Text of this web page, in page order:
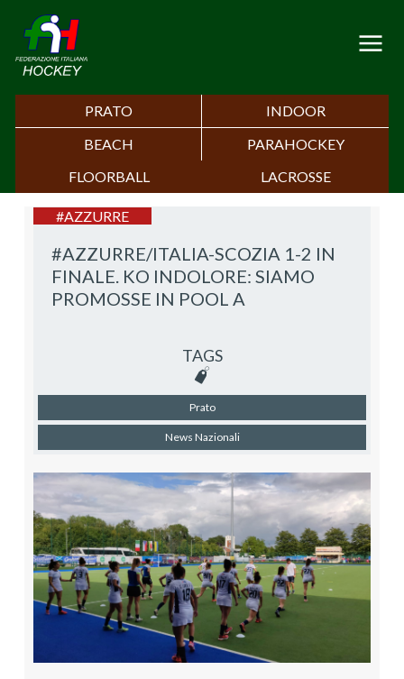
PRATO
INDOOR
BEACH
PARAHOCKEY
FLOORBALL
LACROSSE
#AZZURRE/ITALIA-SCOZIA 1-2 IN
FINALE. KO INDOLORE: SIAMO
PROMOSSE IN POOL A
#AZZURRE
TAGS
Prato
News Nazionali